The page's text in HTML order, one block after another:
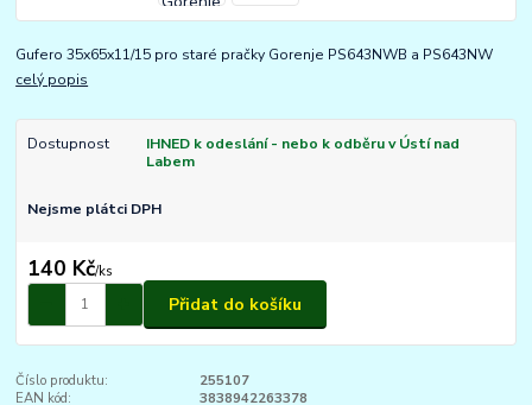
Gufero 35x65x11/15 pro staré pračky Gorenje PS643NWB a PS643NW
celý popis
Dostupnost
IHNED k odeslání - nebo k odběru v Ústí nad
Labem
Nejsme plátci DPH
140 Kč/ks
Přidat do košíku
Číslo produktu:
255107
EAN kód:
3838942263378